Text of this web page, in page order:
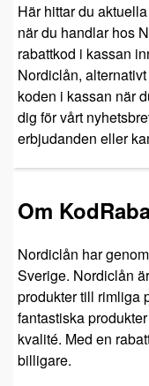
Här hittar du
när du handlar hos
rabattkod i kassan
Nordiclån,
koden i kassan när
dig för vårt
erbjudanden eller
Om
Nordiclån har
Sverige. Nordiclån
produkter till rimliga
fantastiska
kvalité. Med en
billigare.